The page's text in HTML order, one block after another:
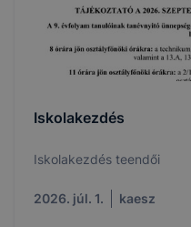
Iskolakezdés
Iskolakezdés teendői
2026. júl. 1. kaesz